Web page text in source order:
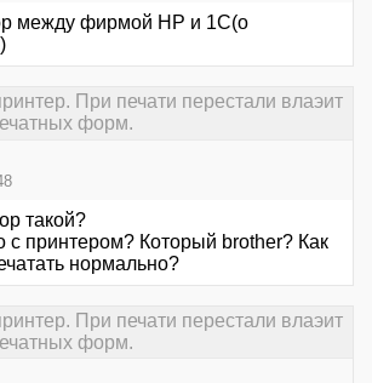
между фирмой НР и 1С(о
При печати перестали влаэит
форм.
такой?
с принтером? Который brother? Как
нормально?
При печати перестали влаэит
форм.